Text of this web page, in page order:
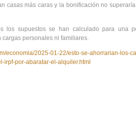
casas más caras y la bonificación no
los supuestos se han calculado para una
personales ni familiares.
economia/2025-01-22/esto-se-ahorrarian-los-
irpf-por-abaratar-el-alquiler.html